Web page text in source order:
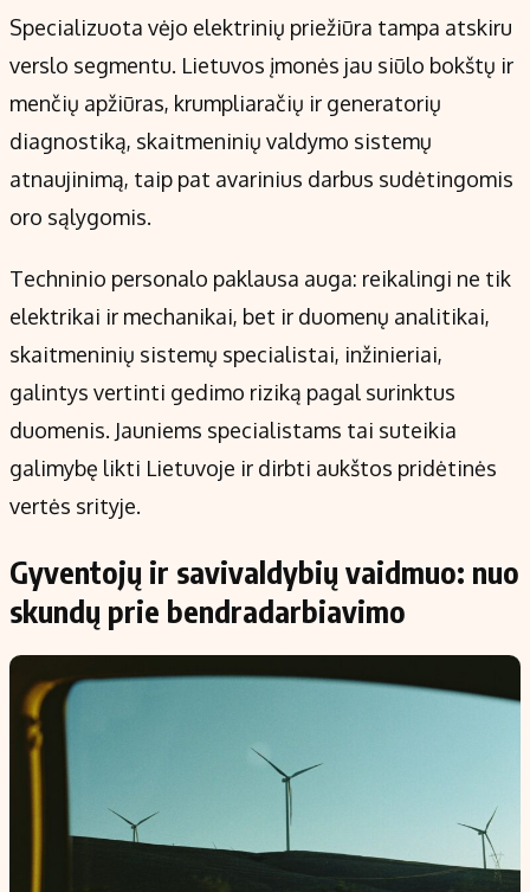
Specializuota vėjo elektrinių priežiūra tampa atskiru
verslo segmentu. Lietuvos įmonės jau siūlo bokštų ir
menčių apžiūras, krumpliaračių ir generatorių
diagnostiką, skaitmeninių valdymo sistemų
atnaujinimą, taip pat avarinius darbus sudėtingomis
oro sąlygomis.
Techninio personalo paklausa auga: reikalingi ne tik
elektrikai ir mechanikai, bet ir duomenų analitikai,
skaitmeninių sistemų specialistai, inžinieriai,
galintys vertinti gedimo riziką pagal surinktus
duomenis. Jauniems specialistams tai suteikia
galimybę likti Lietuvoje ir dirbti aukštos pridėtinės
vertės srityje.
Gyventojų ir savivaldybių vaidmuo: nuo
skundų prie bendradarbiavimo